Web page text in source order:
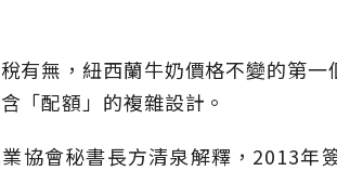
有無，紐西蘭牛奶價格不變的第
「配額」的複雜設計。
協會秘書長方清泉解釋，2013年